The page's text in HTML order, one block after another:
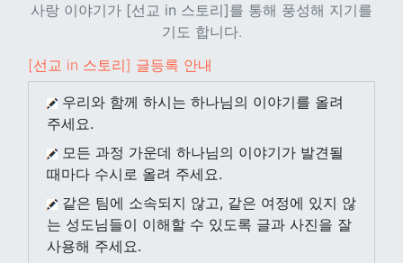
사랑 이야기가 [선교 in 스토리]를 통해 풍성해 지기를
기도 합니다.
[선교 in 스토리] 글등록 안내
우리와 함께 하시는 하나님의 이야기를 올려
주세요.
모든 과정 가운데 하나님의 이야기가 발견될
때마다 수시로 올려 주세요.
같은 팀에 소속되지 않고, 같은 여정에 있지 않
는 성도님들이 이해할 수 있도록 글과 사진을 잘
사용해 주세요.